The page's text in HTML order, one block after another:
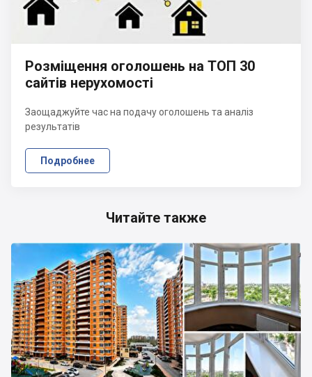
Читайте также
Розміщення оголошень на ТОП 30
сайтів нерухомості
Заощаджуйте час на подачу оголошень та аналіз
результатів
Подробнее